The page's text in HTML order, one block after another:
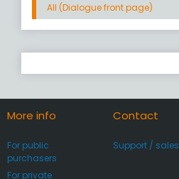
All (Dialogue front page)
More info
For public
purchasers
For private
Contact
Support / sales